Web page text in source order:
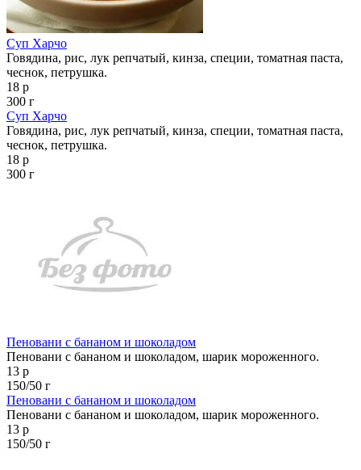
Суп Харчо
Говядина, рис, лук репчатый, кинза, специи, томатная паста,
чеснок, петрушка.
18 р
300 г
Суп Харчо
Говядина, рис, лук репчатый, кинза, специи, томатная паста,
чеснок, петрушка.
18 р
300 г
Пеновани с бананом и шоколадом
Пеновани с бананом и шоколадом, шарик мороженного.
13 р
150/50 г
Пеновани с бананом и шоколадом
Пеновани с бананом и шоколадом, шарик мороженного.
13 р
150/50 г